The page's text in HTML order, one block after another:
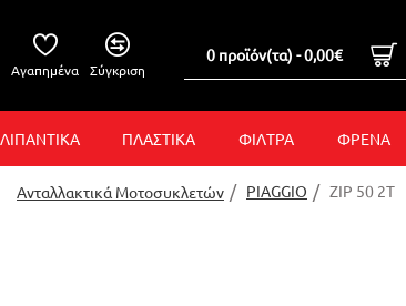
Αγαπημένα Σύγκριση
0 προϊόν(τα) - 0,00€
ΛΙΠΑΝΤΙΚΑ ΠΛΑΣΤΙΚΑ ΦΙΛΤΡΑ ΦΡΕΝΑ
Ανταλλακτικά Μοτοσυκλετών PIAGGIO ZIP 50 2T